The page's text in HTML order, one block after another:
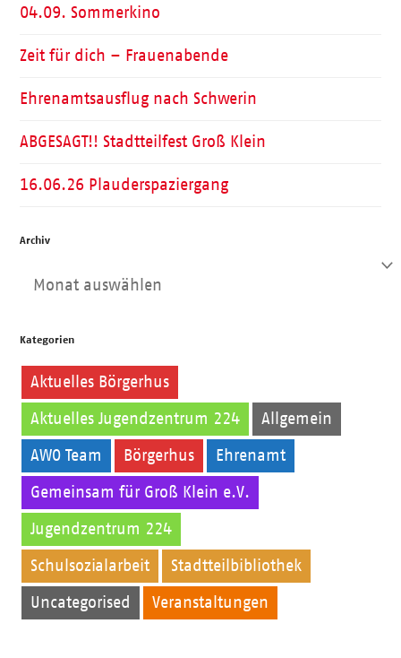
04.09. Sommerkino
Zeit für dich – Frauenabende
Ehrenamtsausflug nach Schwerin
ABGESAGT!! Stadtteilfest Groß Klein
16.06.26 Plauderspaziergang
Archiv
Archiv
Kategorien
Aktuelles Börgerhus
Aktuelles Jugendzentrum 224 Allgemein
AWO Team Börgerhus Ehrenamt
Gemeinsam für Groß Klein e.V.
Jugendzentrum 224
Schulsozialarbeit Stadtteilbibliothek
Uncategorised Veranstaltungen